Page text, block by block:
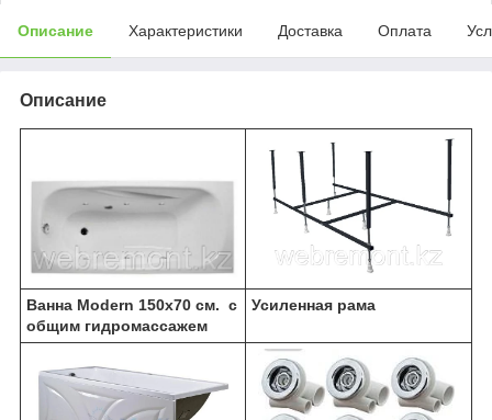
Описание Характеристики Доставка Оплата
Описание
Ванна Modern 150х70 см. с
общим гидромассажем
Усиленная рама